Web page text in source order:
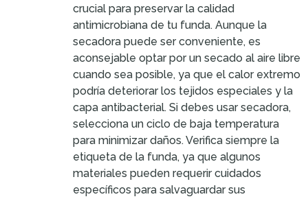
crucial para preservar la calidad
antimicrobiana de tu funda. Aunque la
secadora puede ser conveniente, es
aconsejable optar por un secado al aire libre
cuando sea posible, ya que el calor extremo
podría deteriorar los tejidos especiales y la
capa antibacterial. Si debes usar secadora,
selecciona un ciclo de baja temperatura
para minimizar daños. Verifica siempre la
etiqueta de la funda, ya que algunos
materiales pueden requerir cuidados
específicos para salvaguardar sus